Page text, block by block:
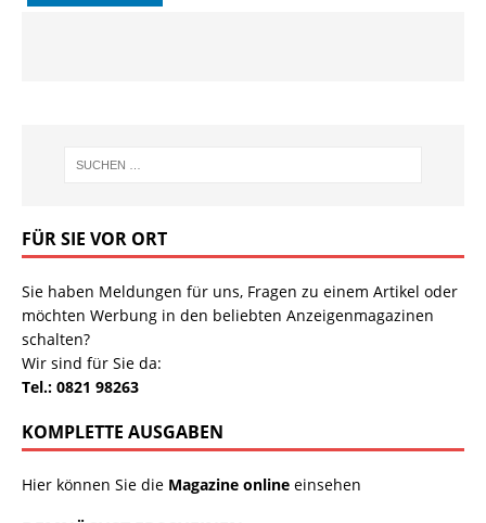
FÜR SIE VOR ORT
Sie haben Meldungen für uns, Fragen zu einem Artikel oder
möchten Werbung in den beliebten Anzeigenmagazinen
schalten?
Wir sind für Sie da:
Tel.: 0821 98263
KOMPLETTE AUSGABEN
Hier können Sie die Magazine online einsehen